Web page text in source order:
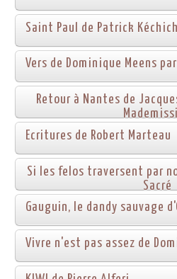
Prescriptions
Saint Paul de Patrick
Vers de Dominique Meens
Retour à Nantes de
Ecritures de Robert Marteau
Si les felos traversent par
Sacré
Gauguin, le dandy sauvage
Vivre n'est pas assez de